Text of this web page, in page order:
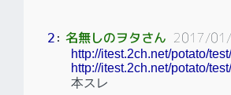
2 ： 名無しのヲタさん 2017/
http://itest.2ch.net/potato/
http://itest.2ch.net/potato/
本スレ